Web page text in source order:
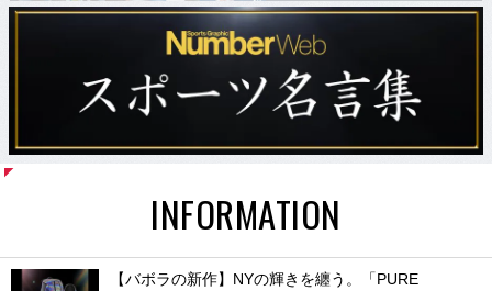
INFORMATION
【バボラの新作】NYの輝きを纏う。「PURE